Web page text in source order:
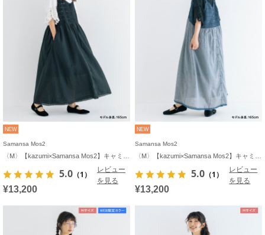
NEW
Samansa Mos2
5.0 （1）
レビュー
を見る
¥13,200
NEW
Samansa Mos2
5.0 （1）
レビュー
を見る
¥13,200